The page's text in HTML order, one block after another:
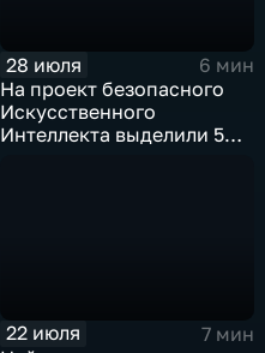
28 июля
6 мин
На проект безопасного
Искусственного
Интеллекта выделили 5
22 июля
7 мин